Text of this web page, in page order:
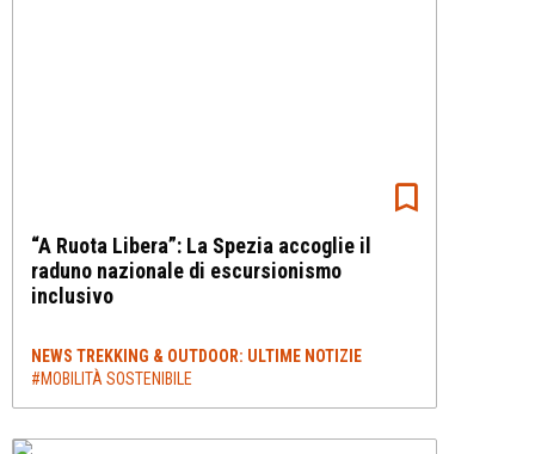
“A Ruota Libera”: La Spezia accoglie il
raduno nazionale di escursionismo
inclusivo
NEWS TREKKING & OUTDOOR: ULTIME NOTIZIE
#MOBILITÀ SOSTENIBILE